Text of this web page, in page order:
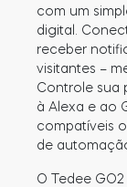
com um
digital.
receber
visitantes –
Controle sua
à Alexa e ao
compatíveis
de
O Tedee